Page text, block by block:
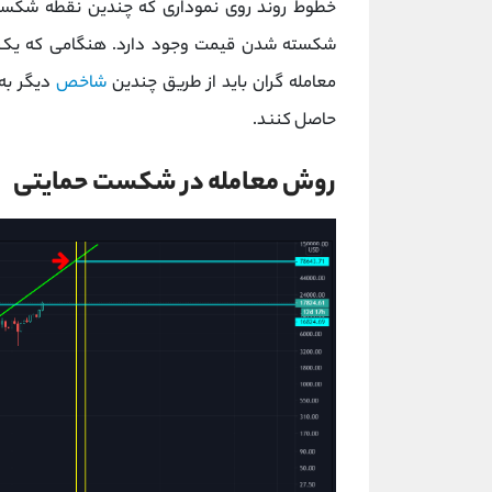
خطوط روند روی نموداری که چندین نقطه
شکسته شدن قیمت وجود دارد. هنگامی که یک
معامله گران باید از طریق چندینشاخص دیگر
حاصل کنند.
روش معامله در شکست حمایتی